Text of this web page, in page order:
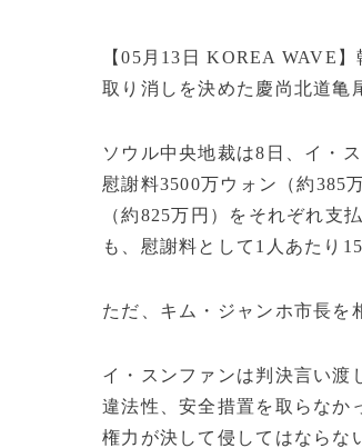
【05月13日 KOREA WAVE
取り消しを決めた慶尚北道亀
ソウル中央地裁は8日、イ・
慰謝料3500万ウォン（約385
（約825万円）をそれぞれ支
も、慰謝料として1人あたり
ただ、キム・ジャンホ市長を
イ・スンファンは判決言い渡
違法性、安全措置を取らなか
権力が決して侵してはならな